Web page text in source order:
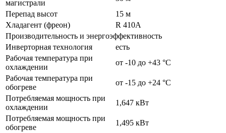
магистрали
Перепад высот
15 м
Хладагент (фреон)
R 410A
Производительность и энергоэффективность
Инверторная технология
есть
Рабочая температура при
охлаждении
от -10 до +43 °C
Рабочая температура при
обогреве
от -15 до +24 °C
Потребляемая мощность при
охлаждении
1,647 кВт
Потребляемая мощность при
обогреве
1,495 кВт